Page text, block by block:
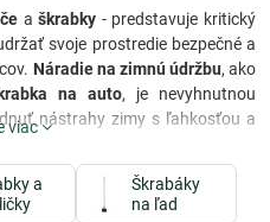
a škrabky - predstavuje kritický
svoje prostredie bezpečné a
Náradie na zimnú údržbu, ako
na auto, je nevyhnutnou
nástrahy zimy s ľahkosťou a
štítom voči zimným
námrazu a ľad z vašich
viac
a
Škrabáky
na ľad